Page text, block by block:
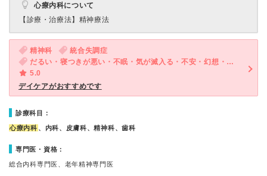
心療内科について
【診療・治療法】 精神療法
精神科
統合失調症
だるい・寝つきが悪い・不眠・気が滅入る・不安・幻想・妄想
5.0
デイケアがおすすめです
診療科目：
心療内科 、内科、皮膚科、精神科、歯科
専門医・資格：
総合内科専門医、老年精神専門医